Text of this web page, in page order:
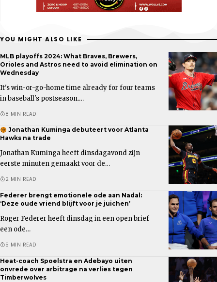
YOU MIGHT ALSO LIKE
MLB playoffs 2024: What Braves, Brewers,
Orioles and Astros need to avoid elimination on
Wednesday
It's win-or-go-home time already for four teams
in baseball's postseason.…
8 MIN READ
Jonathan Kuminga debuteert voor Atlanta
Hawks na trade
Jonathan Kuminga heeft dinsdagavond zijn
eerste minuten gemaakt voor de…
2 MIN READ
Federer brengt emotionele ode aan Nadal:
‘Deze oude vriend blijft voor je juichen’
Roger Federer heeft dinsdag in een open brief
een ode…
5 MIN READ
Heat-coach Spoelstra en Adebayo uiten
onvrede over arbitrage na verlies tegen
Timberwolves